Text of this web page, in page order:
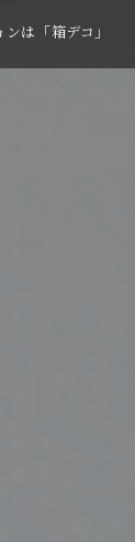
は「箱デコ」